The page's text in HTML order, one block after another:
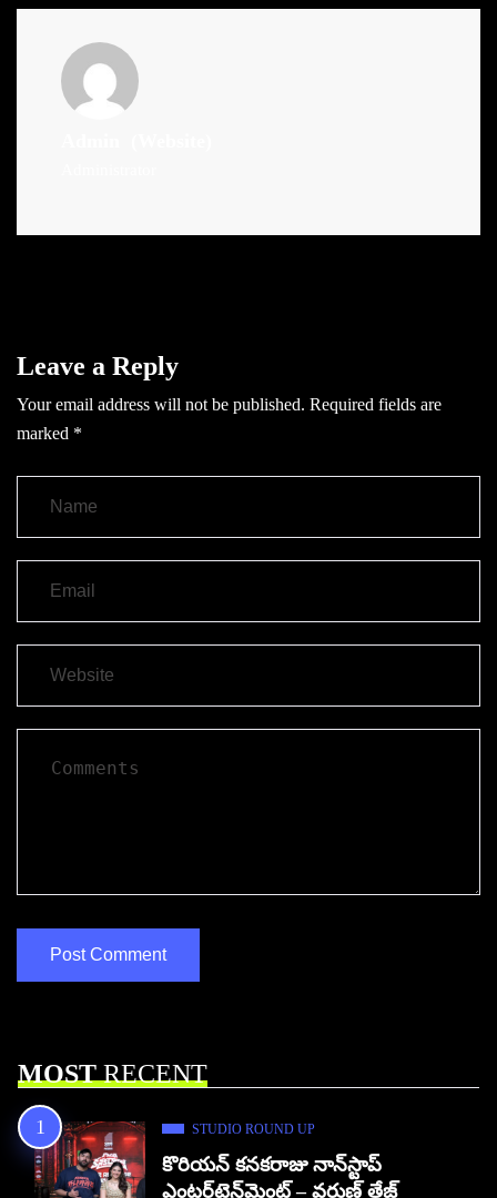
Leave a Reply
Your email address will not be published. Required fields are
marked *
MOSTRECENT
STUDIO ROUND UP
కొరియన్ కనకరాజు నాన్‌స్టాప్
ఎంటర్‌టైన్‌మెంట్ – వరుణ్ తేజ్